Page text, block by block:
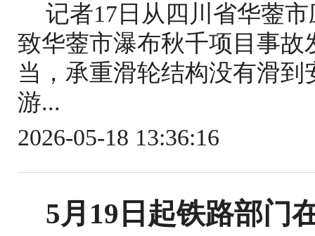
记者17日从四川省华蓥
致华蓥市瀑布秋千项目事
当，承重滑轮结构没有滑
游...
2026-05-18 13:36:16
5月19日起铁路部门